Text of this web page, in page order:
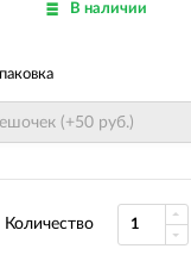
В наличии
Количество